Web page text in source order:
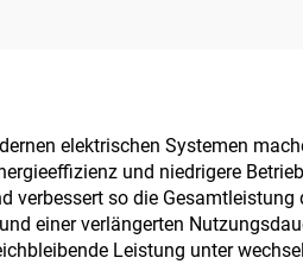
auf
50Hz 36V
380V Max
elektrischen Systemen
und niedrigere
verbessert so die Gesamtleistung
einer verlängerten
Leistung unter